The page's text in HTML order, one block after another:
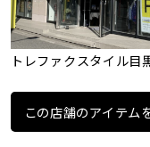
トレファクスタイル目
この店舗のアイテム